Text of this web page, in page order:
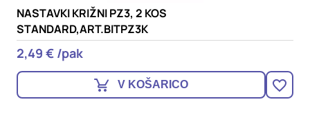
NASTAVKI KRIŽNI PZ3, 2 KOS
STANDARD,ART.BITPZ3K
2,49 € /pak
V KOŠARICO